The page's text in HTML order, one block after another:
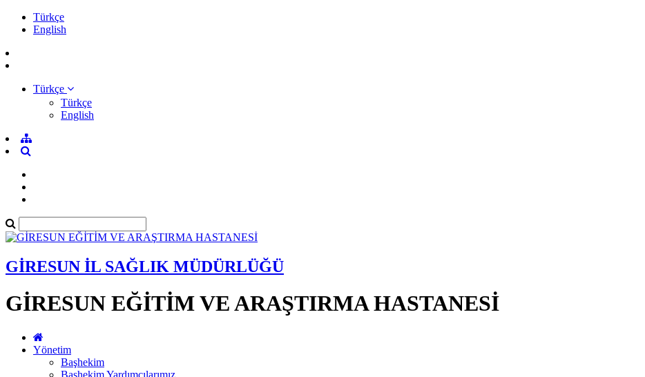
Türkçe
English
Türkçe
Türkçe
English
GİRESUN İL SAĞLIK MÜDÜRLÜĞÜ
GİRESUN EĞİTİM VE ARAŞTIRMA HASTANESİ
Yönetim
Başhekim
Başhekim Yardımcılarımız